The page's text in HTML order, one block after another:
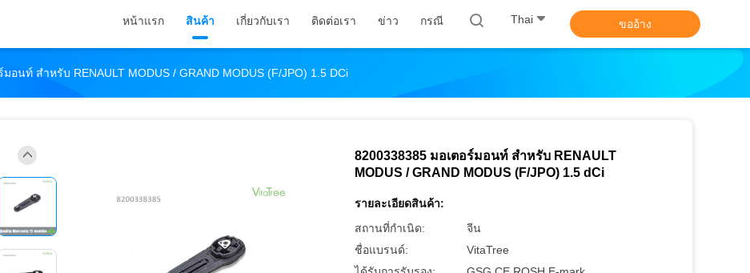
หน้าแรก สินค้า เกี่ยวกับเรา ติดต่อเรา ข่าว กรณี Thai ขออ้าง
อนท์ สําหรับ RENAULT MODUS / GRAND MODUS (F/JPO) 1.5 DCi
8200338385 มอเตอร์มอนท์ สําหรับ RENAULT
MODUS / GRAND MODUS (F/JPO) 1.5 dCi
รายละเอียดสินค้า:
สถานที่กำเนิด:
จีน
ชื่อแบรนด์:
VitaTree